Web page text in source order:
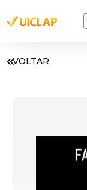
VOLTAR